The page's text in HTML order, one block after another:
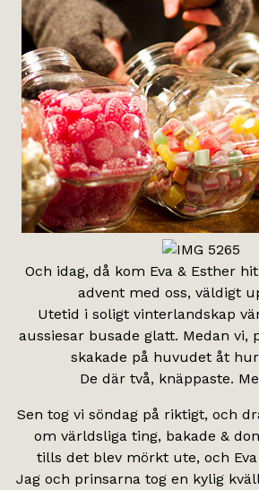
Och idag, då kom Eva & Esther
advent med oss, väldigt
Utetid i soligt vinterlandskap
aussiesar busade glatt. Medan vi,
skakade på huvudet åt
De där två, knäppaste.
Sen tog vi söndag på riktigt, och
om världsliga ting, bakade &
tills det blev mörkt ute, och
Jag och prinsarna tog en kylig